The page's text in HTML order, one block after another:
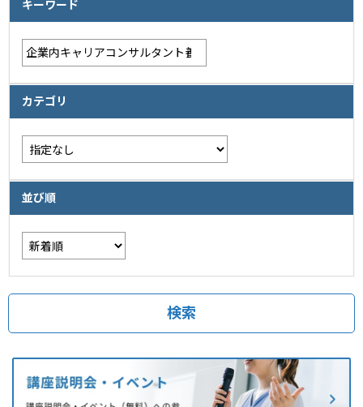
キーワード
カテゴリ
並び順